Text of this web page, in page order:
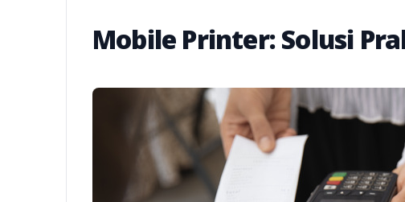
Mobile Printer: Solusi